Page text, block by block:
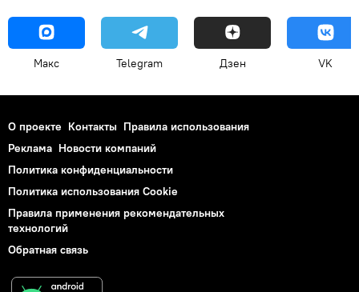
Макс Telegram Дзен VK
О проекте Контакты Правила использования
Реклама Новости компаний
Политика конфиденциальности
Политика использования Cookie
Правила применения рекомендательных
технологий
Обратная связь